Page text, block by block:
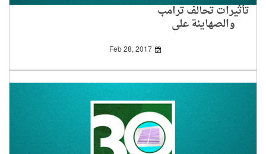
تأثيرات تحالف ترامب
والصهاينة على
الفلسطينيين
Feb 28, 2017